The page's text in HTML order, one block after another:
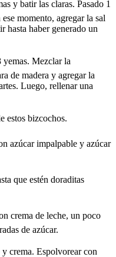
y batir las claras. Pasado 1
momento, agregar la sal
hasta haber generado un
yemas. Mezclar la
de madera y agregar la
Luego, rellenar una
estos bizcochos.
azúcar impalpable y azúcar
que estén doraditas
crema de leche, un poco
de azúcar.
crema. Espolvorear con